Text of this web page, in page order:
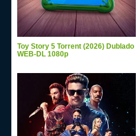
Toy Story 5 Torrent (2026) Dublado
WEB-DL 1080p